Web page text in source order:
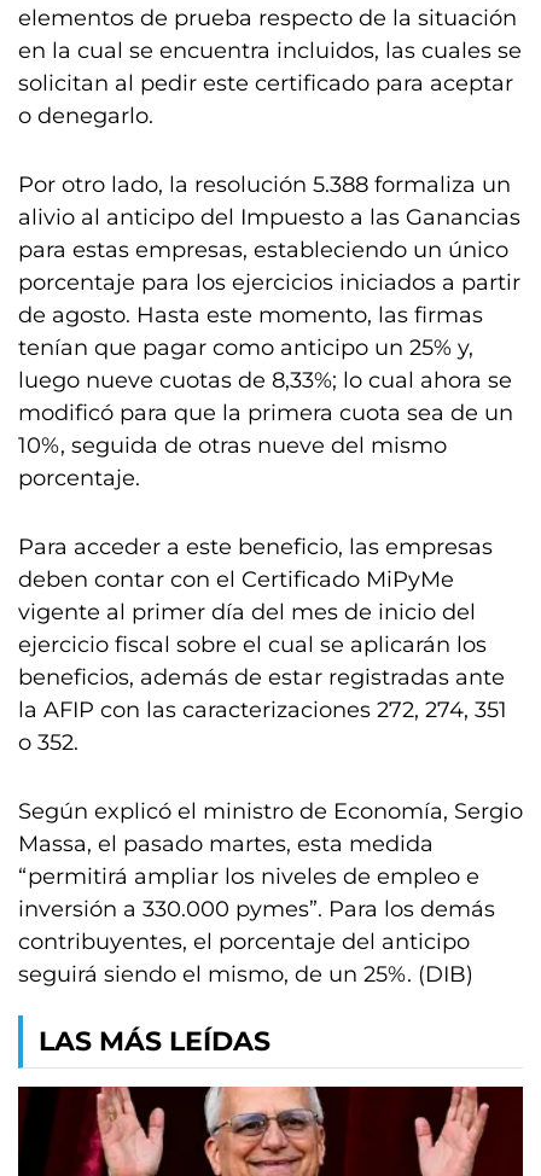
elementos de prueba respecto de la situación
en la cual se encuentra incluidos, las cuales se
solicitan al pedir este certificado para aceptar
o denegarlo.
Por otro lado, la resolución 5.388 formaliza un
alivio al anticipo del Impuesto a las Ganancias
para estas empresas, estableciendo un único
porcentaje para los ejercicios iniciados a partir
de agosto. Hasta este momento, las firmas
tenían que pagar como anticipo un 25% y,
luego nueve cuotas de 8,33%; lo cual ahora se
modificó para que la primera cuota sea de un
10%, seguida de otras nueve del mismo
porcentaje.
Para acceder a este beneficio, las empresas
deben contar con el Certificado MiPyMe
vigente al primer día del mes de inicio del
ejercicio fiscal sobre el cual se aplicarán los
beneficios, además de estar registradas ante
la AFIP con las caracterizaciones 272, 274, 351
o 352.
Según explicó el ministro de Economía, Sergio
Massa, el pasado martes, esta medida
“permitirá ampliar los niveles de empleo e
inversión a 330.000 pymes”. Para los demás
contribuyentes, el porcentaje del anticipo
seguirá siendo el mismo, de un 25%. (DIB)
LAS MÁS LEÍDAS